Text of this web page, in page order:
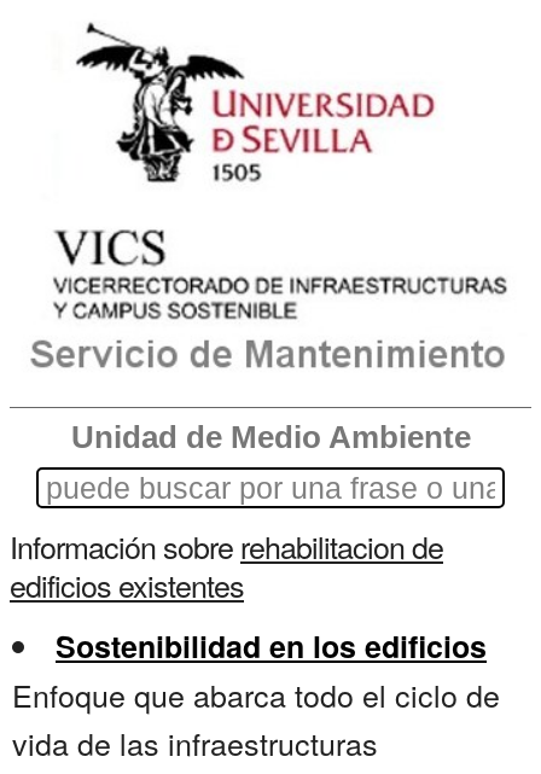
Unidad de Medio Ambiente
Información sobrerehabilitacion de
edificios existentes
Sostenibilidad en los edificios
Enfoque que abarca todo el ciclo de
vida de las infraestructuras